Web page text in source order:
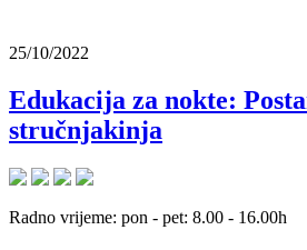
25/10/2022
Edukacija za nokte:
stručnjakinja
Radno vrijeme: pon - pet: 8.00 - 16.00h